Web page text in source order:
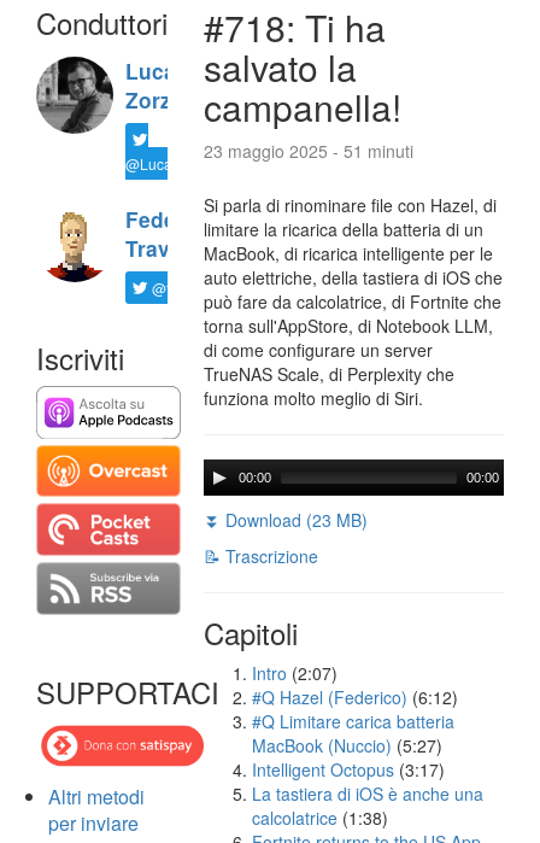
Conduttori
Luca
Zorzi
@LucaTNT
Federico
Travaini
@ftrava
Iscriviti
SUPPORTACI
Altri metodi
per inviare
#718: Ti ha
salvato la
campanella!
23 maggio 2025 - 51 minuti
Si parla di rinominare file con Hazel, di
limitare la ricarica della batteria di un
MacBook, di ricarica intelligente per le
auto elettriche, della tastiera di iOS che
può fare da calcolatrice, di Fortnite che
torna sull'AppStore, di Notebook LLM,
di come configurare un server
TrueNAS Scale, di Perplexity che
funziona molto meglio di Siri.
00:00 00:00
⏬ Download (23 MB)
📝 Trascrizione
Capitoli
Intro (2:07)
#Q Hazel (Federico) (6:12)
#Q Limitare carica batteria
MacBook (Nuccio) (5:27)
Intelligent Octopus (3:17)
La tastiera di iOS è anche una
calcolatrice (1:38)